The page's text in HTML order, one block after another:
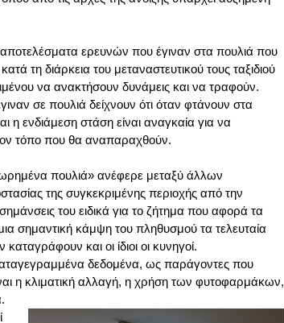
ερευνών που έγιναν στα πουλιά που
τη διάρκεια του μεταναστευτικού τους ταξιδιού
να ανακτήσουν δυνάμεις και να τραφούν.
σε πουλιά δείχνουν ότι όταν φτάνουν στα
η ενδιάμεση στάση είναι αναγκαία για να
τόπο που θα αναπαραχθούν.
πουλιά» ανέφερε μεταξύ άλλων
της συγκεκριμένης περιοχής από την
του ειδικά για το ζήτημα που αφορά τα
σημαντική κάμψη του πληθυσμού τα τελευταία
και οι ίδιοι οι κυνηγοί.
δεδομένα, ως παράγοντες που
η κλιματική αλλαγή, η χρήση των φυτοφαρμάκων,